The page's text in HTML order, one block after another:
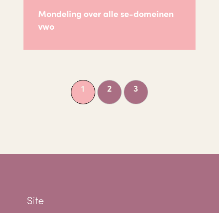
Mondeling over alle se-domeinen
vwo
1 2 3
Site